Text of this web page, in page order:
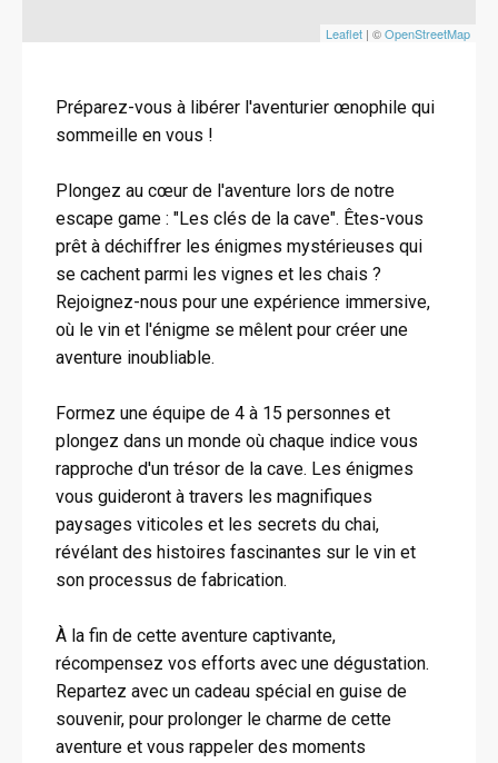
Leaflet | ©OpenStreetMap
Préparez-vous à libérer l'aventurier œnophile qui
sommeille en vous !
Plongez au cœur de l'aventure lors de notre
escape game : "Les clés de la cave". Êtes-vous
prêt à déchiffrer les énigmes mystérieuses qui
se cachent parmi les vignes et les chais ?
Rejoignez-nous pour une expérience immersive,
où le vin et l'énigme se mêlent pour créer une
aventure inoubliable.
Formez une équipe de 4 à 15 personnes et
plongez dans un monde où chaque indice vous
rapproche d'un trésor de la cave. Les énigmes
vous guideront à travers les magnifiques
paysages viticoles et les secrets du chai,
révélant des histoires fascinantes sur le vin et
son processus de fabrication.
À la fin de cette aventure captivante,
récompensez vos efforts avec une dégustation.
Repartez avec un cadeau spécial en guise de
souvenir, pour prolonger le charme de cette
aventure et vous rappeler des moments